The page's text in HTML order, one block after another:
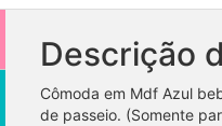
Descrição
Cômoda em Mdf Azul
de passeio. (Somente